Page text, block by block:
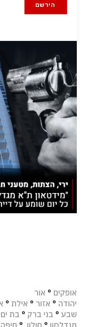
הירשם
אופקים ° אור
יהודה ° אזור ° אילת °
שבע ° בני ברק ° בת ים